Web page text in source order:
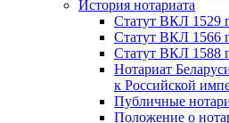
История нотариата
Статут ВКЛ 1529
Статут ВКЛ 1566
Статут ВКЛ 1588
Нотариат
к Российской
Публичные
Положение о